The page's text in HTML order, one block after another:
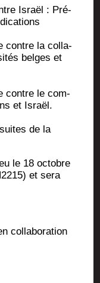
Israël : Pré­
contre la col­la­
belges et
contre le com­
et Israël.
de la
le 18 octobre
et sera
col­la­bo­ra­tion